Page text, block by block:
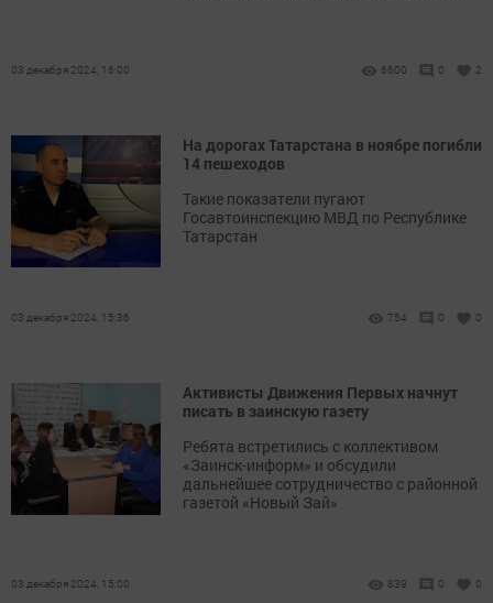
03 декабря 2024, 16:00 6600 0 2
На дорогах Татарстана в ноябре погибли
14 пешеходов
Такие показатели пугают
Госавтоинспекцию МВД по Республике
Татарстан
03 декабря 2024, 15:36 754 0 0
Активисты Движения Первых начнут
писать в заинскую газету
Ребята встретились с коллективом
«Заинск-информ» и обсудили
дальнейшее сотрудничество с районной
газетой «Новый Зай»
03 декабря 2024, 15:00 839 0 0